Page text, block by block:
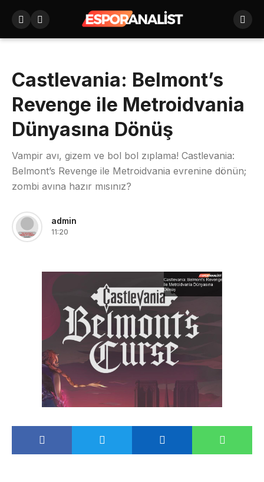
Castlevania: Belmont’s
Revenge ile Metroidvania
Dünyasına Dönüş
Vampir avı, gizem ve bol bol zıplama! Castlevania:
Belmont’s Revenge ile Metroidvania evrenine dönün;
zombi avına hazır mısınız?
admin
11:20